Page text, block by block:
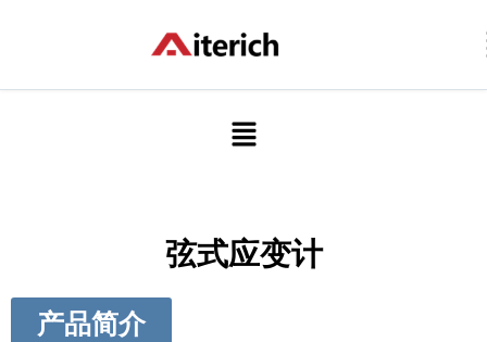
容
菜
单
弦式应变计
产品简介